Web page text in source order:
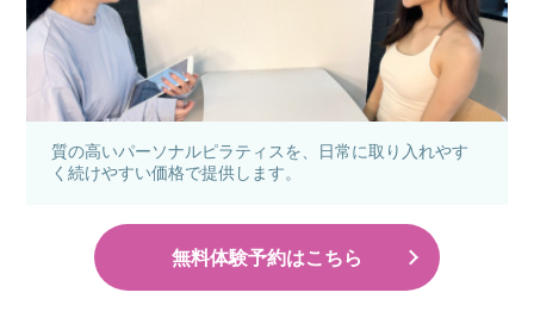
質の高いパーソナルピラティスを、日常に取り入れやす
く続けやすい価格で提供します。
無料体験予約はこちら